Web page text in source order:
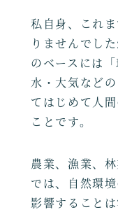
私自身、これ
りませんでし
のベースには
水・大気など
てはじめて人
ことです。
農業、漁業、
では、自然環
影響すること